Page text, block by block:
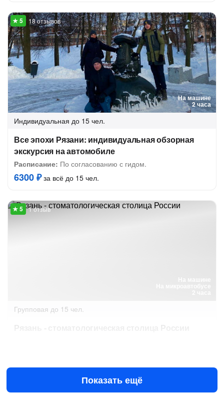
На машине
2 часа
18 отзывов
Индивидуальная до 15 чел.
Все эпохи Рязани: индивидуальная обзорная
экскурсия на автомобиле
Расписание: По согласованию с гидом.
6300 ₽за всё до 15 чел.
На машине
1 отзыв
Групповая до 15 чел.
1500 ₽за человека
Показать ещё